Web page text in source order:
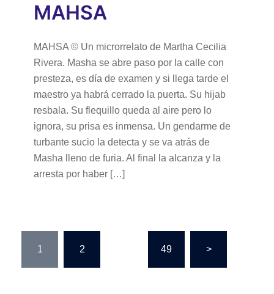
MAHSA
MAHSA © Un microrrelato de Martha Cecilia
Rivera. Masha se abre paso por la calle con
presteza, es día de examen y si llega tarde el
maestro ya habrá cerrado la puerta. Su hijab
resbala. Su flequillo queda al aire pero lo
ignora, su prisa es inmensa. Un gendarme de
turbante sucio la detecta y se va atrás de
Masha lleno de furia. Al final la alcanza y la
arresta por haber […]
pagination
1 2 49 >